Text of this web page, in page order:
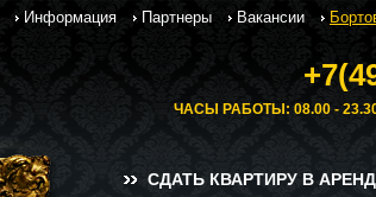
Информация Партнеры Вакансии
ЧАСЫ РАБОТЫ: 08.00 -
СДАТЬ КВАРТИРУ В